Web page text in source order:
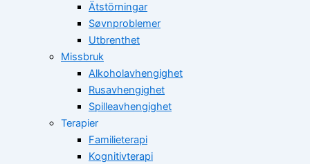
Ätstörningar
Søvnproblemer
Utbrenthet
Missbruk
Alkoholavhengighet
Rusavhengighet
Spilleavhengighet
Terapier
Familieterapi
Kognitivterapi